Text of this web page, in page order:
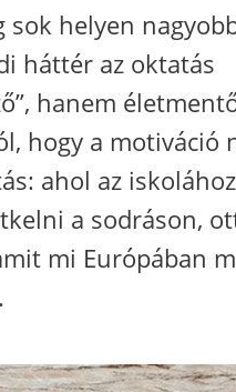
helyen
háttér az oktatás
hanem
hogy a motiváció
ahol az iskolához
a sodráson,
mi Európában